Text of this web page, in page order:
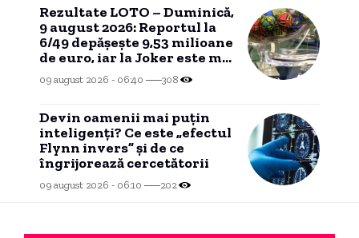
Rezultate LOTO – Duminică,
9 august 2026: Reportul la
6/49 depășește 9,53 milioane
de euro, iar la Joker este mai
mare de 650.000 de euro
09 august 2026 - 06:40 308
Devin oamenii mai puțin
inteligenți? Ce este „efectul
Flynn invers” și de ce
îngrijorează cercetătorii
09 august 2026 - 06:10 202